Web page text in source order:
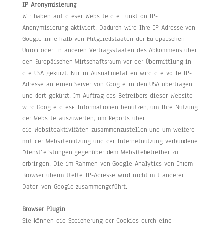
IP Anonymisierung
Wir haben auf dieser Website die Funktion IP-
Anonymisierung aktiviert. Dadurch wird Ihre IP-Adresse von
Google innerhalb von Mitgliedstaaten der Europäischen
Union oder in anderen Vertragsstaaten des Abkommens über
den Europäischen Wirtschaftsraum vor der Übermittlung in
die USA gekürzt. Nur in Ausnahmefällen wird die volle IP-
Adresse an einen Server von Google in den USA übertragen
und dort gekürzt. Im Auftrag des Betreibers dieser Website
wird Google diese Informationen benutzen, um Ihre Nutzung
der Website auszuwerten, um Reports über
die Websiteaktivitäten zusammenzustellen und um weitere
mit der Websitenutzung und der Internetnutzung verbundene
Dienstleistungen gegenüber dem Websitebetreiber zu
erbringen. Die im Rahmen von Google Analytics von Ihrem
Browser übermittelte IP-Adresse wird nicht mit anderen
Daten von Google zusammengeführt.
Browser Plugin
Sie können die Speicherung der Cookies durch eine